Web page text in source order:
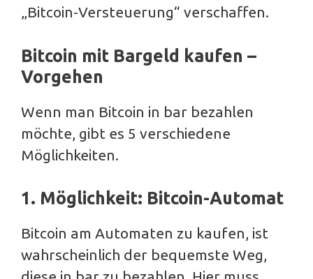
„Bitcoin-Versteuerung“ verschaffen.
Bitcoin mit Bargeld kaufen –
Vorgehen
Wenn man Bitcoin in bar bezahlen
möchte, gibt es 5 verschiedene
Möglichkeiten.
1. Möglichkeit: Bitcoin-Automat
Bitcoin am Automaten zu kaufen, ist
wahrscheinlich der bequemste Weg,